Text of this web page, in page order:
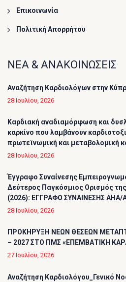
Επικοινωνία
Πολιτική Απορρήτου
ΝΕΑ & ΑΝΑΚΟΙΝΩΣΕΙΣ
Αναζήτηση Καρδιολόγων στην
28 Ιουλίου, 2026
Καρδιακή αναδιαμόρφωση και
καρκίνο που λαμβάνουν
πρωτεϊνωμική και μεταβολομική
28 Ιουλίου, 2026
Έγγραφο Συναίνεσης
Δεύτερος Παγκόσμιος Ορισμός
(2026): ΕΓΓΡΑΦΟ ΣΥΝΑΙΝΕΣΗΣ AHA/
28 Ιουλίου, 2026
ΠΡΟΚΗΡΥΞΗ ΝΕΩΝ ΘΕΣΕΩΝ
– 2027 ΣΤΟ ΠΜΣ «ΕΠΕΜΒΑΤΙΚΗ
27 Ιουλίου, 2026
Αναζήτηση Καρδιολόγου_Γενικό